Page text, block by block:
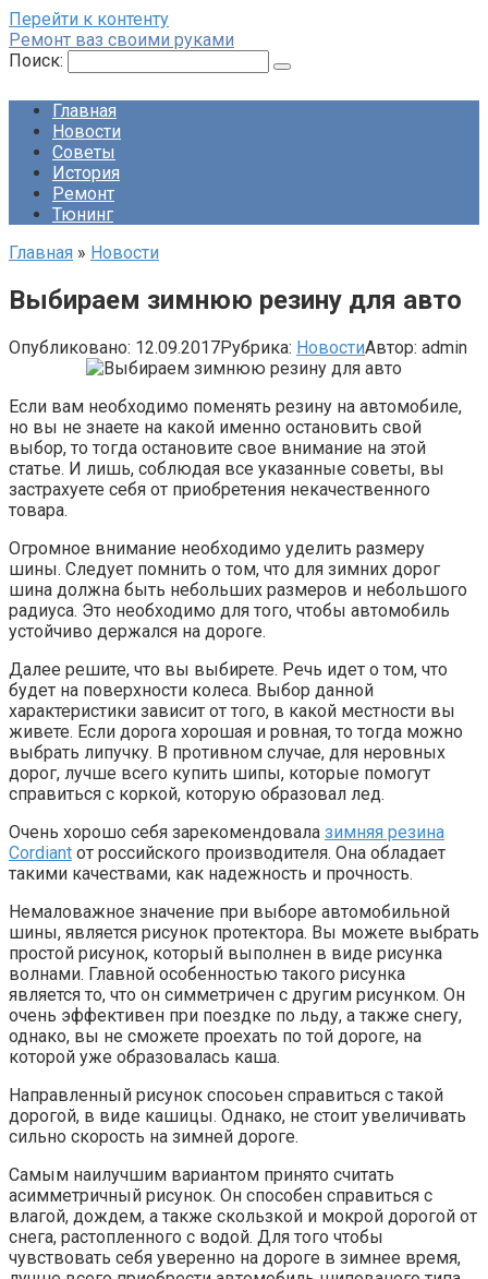
Перейти к контенту
Ремонт ваз своими руками
Поиск:
Главная
Новости
Советы
История
Ремонт
Тюнинг
Главная » Новости
Выбираем зимнюю резину для авто
Опубликовано: 12.09.2017Рубрика: НовостиАвтор: admin
Если вам необходимо поменять резину на автомобиле,
но вы не знаете на какой именно остановить свой
выбор, то тогда остановите свое внимание на этой
статье. И лишь, соблюдая все указанные советы, вы
застрахуете себя от приобретения некачественного
товара.
Огромное внимание необходимо уделить размеру
шины. Следует помнить о том, что для зимних дорог
шина должна быть небольших размеров и небольшого
радиуса. Это необходимо для того, чтобы автомобиль
устойчиво держался на дороге.
Далее решите, что вы выбирете. Речь идет о том, что
будет на поверхности колеса. Выбор данной
характеристики зависит от того, в какой местности вы
живете. Если дорога хорошая и ровная, то тогда можно
выбрать липучку. В противном случае, для неровных
дорог, лучше всего купить шипы, которые помогут
справиться с коркой, которую образовал лед.
Очень хорошо себя зарекомендовала зимняя резина
Cordiant от российского производителя. Она обладает
такими качествами, как надежность и прочность.
Немаловажное значение при выборе автомобильной
шины, является рисунок протектора. Вы можете выбрать
простой рисунок, который выполнен в виде рисунка
волнами. Главной особенностью такого рисунка
является то, что он симметричен с другим рисунком. Он
очень эффективен при поездке по льду, а также снегу,
однако, вы не сможете проехать по той дороге, на
которой уже образовалась каша.
Направленный рисунок спосоьен справиться с такой
дорогой, в виде кашицы. Однако, не стоит увеличивать
сильно скорость на зимней дороге.
Самым наилучшим вариантом принято считать
асимметричный рисунок. Он способен справиться с
влагой, дождем, а также скользкой и мокрой дорогой от
снега, растопленного с водой. Для того чтобы
чувствовать себя уверенно на дороге в зимнее время,